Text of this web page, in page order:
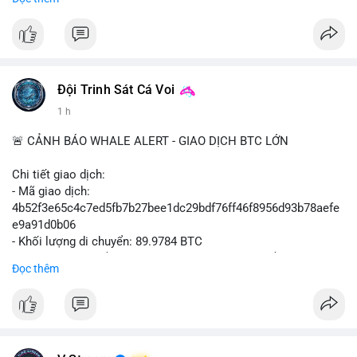
#binancesquare
$btc
📰 Nguồn: Cointelegraph
Đội Trinh Sát Cá Voi
1 h
🚨 CẢNH BÁO WHALE ALERT - GIAO DỊCH BTC LỚN
Chi tiết giao dịch:
- Mã giao dịch:
4b52f3e65c4c7ed5fb7b27bee1dc29bdf76ff46f8956d93b78aefe
e9a91d0b06
- Khối lượng di chuyển: 89.9784 BTC
USD)
Đọc thêm